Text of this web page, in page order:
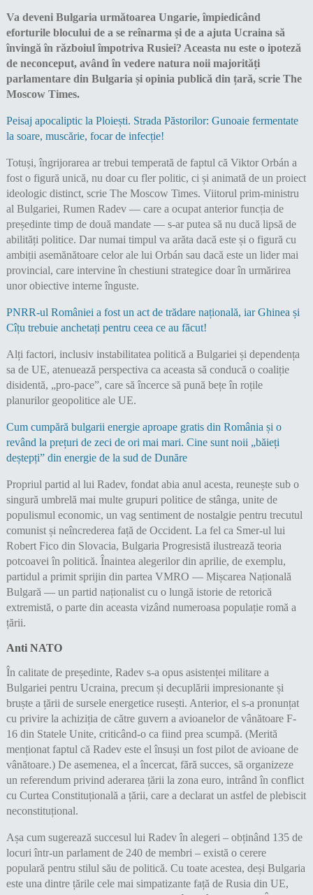
Va deveni Bulgaria următoarea Ungarie, împiedicând
eforturile blocului de a se reînarma și de a ajuta Ucraina să
învingă în războiul împotriva Rusiei? Aceasta nu este o ipoteză
de neconceput, având în vedere natura noii majorități
parlamentare din Bulgaria și opinia publică din țară, scrie The
Moscow Times.
Peisaj apocaliptic la Ploiești. Strada Păstorilor: Gunoaie fermentate
la soare, muscărie, focar de infecție!
Totuși, îngrijorarea ar trebui temperată de faptul că Viktor Orbán a
fost o figură unică, nu doar cu fler politic, ci și animată de un proiect
ideologic distinct, scrie The Moscow Times. Viitorul prim-ministru
al Bulgariei, Rumen Radev — care a ocupat anterior funcția de
președinte timp de două mandate — s-ar putea să nu ducă lipsă de
abilități politice. Dar numai timpul va arăta dacă este și o figură cu
ambiții asemănătoare celor ale lui Orbán sau dacă este un lider mai
provincial, care intervine în chestiuni strategice doar în urmărirea
unor obiective interne înguste.
PNRR-ul României a fost un act de trădare națională, iar Ghinea și
Cîțu trebuie anchetați pentru ceea ce au făcut!
Alți factori, inclusiv instabilitatea politică a Bulgariei și dependența
sa de UE, atenuează perspectiva ca aceasta să conducă o coaliție
disidentă, „pro-pace”, care să încerce să pună bețe în roțile
planurilor geopolitice ale UE.
Cum cumpără bulgarii energie aproape gratis din România și o
revând la prețuri de zeci de ori mai mari. Cine sunt noii „băieți
deștepți” din energie de la sud de Dunăre
Propriul partid al lui Radev, fondat abia anul acesta, reunește sub o
singură umbrelă mai multe grupuri politice de stânga, unite de
populismul economic, un vag sentiment de nostalgie pentru trecutul
comunist și neîncrederea față de Occident. La fel ca Smer-ul lui
Robert Fico din Slovacia, Bulgaria Progresistă ilustrează teoria
potcoavei în politică. Înaintea alegerilor din aprilie, de exemplu,
partidul a primit sprijin din partea VMRO — Mișcarea Națională
Bulgară — un partid naționalist cu o lungă istorie de retorică
extremistă, o parte din aceasta vizând numeroasa populație romă a
țării.
Anti NATO
În calitate de președinte, Radev s-a opus asistenței militare a
Bulgariei pentru Ucraina, precum și decuplării impresionante și
bruște a țării de sursele energetice rusești. Anterior, el s-a pronunțat
cu privire la achiziția de către guvern a avioanelor de vânătoare F-
16 din Statele Unite, criticând-o ca fiind prea scumpă. (Merită
menționat faptul că Radev este el însuși un fost pilot de avioane de
vânătoare.) De asemenea, el a încercat, fără succes, să organizeze
un referendum privind aderarea țării la zona euro, intrând în conflict
cu Curtea Constituțională a țării, care a declarat un astfel de plebiscit
neconstituțional.
Așa cum sugerează succesul lui Radev în alegeri – obținând 135 de
locuri într-un parlament de 240 de membri – există o cerere
populară pentru stilul său de politică. Cu toate acestea, deși Bulgaria
este una dintre țările cele mai simpatizante față de Rusia din UE,